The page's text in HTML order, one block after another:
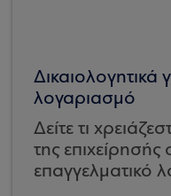
Δικαιολογητικά
λογαριασμό
Δείτε τι
της επιχείρησής
επαγγελματικό